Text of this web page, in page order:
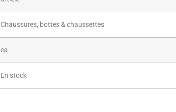
Chaussures, bottes & chaussettes
ea
En stock